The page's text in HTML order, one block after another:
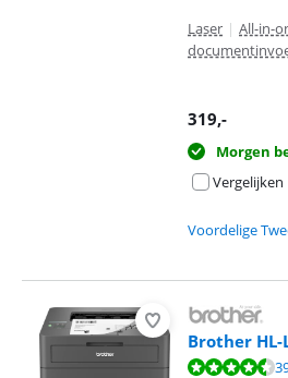
Laser | All-in-
319,-
Morgen
Vergelijken
Voordelige
Brother HL-
Beoordeling is 8,9 van de 10, gebaseerd